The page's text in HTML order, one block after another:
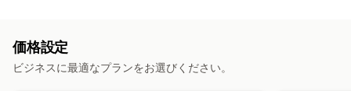
お礼ページ
404ページ プレスページ 採用情報ページ
価格設定
ビジネスに最適なプランをお選びください。